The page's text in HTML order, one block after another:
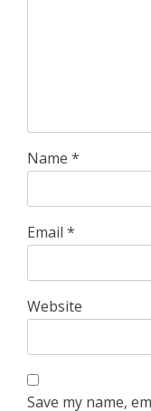
Name *
Email *
Website
Save my name,